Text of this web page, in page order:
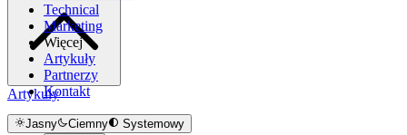
Technical
Marketing
Więcej
Artykuły
Partnerzy
Kontakt
Jasny Ciemny
Systemowy
Artykuły